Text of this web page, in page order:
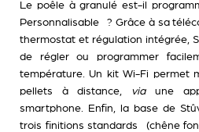
Le poêle à granulé est-il
Personnalisable ? Grâce à sa
thermostat et régulation intégrée,
de régler ou programmer
température. Un kit Wi-Fi permet
pellets à distance, viaune
smartphone. Enfin, la base de
trois finitions standards (chêne